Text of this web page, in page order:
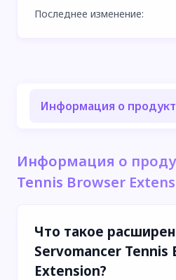
Последнее изменение:
Информация о
Информация о
Tennis Browser
Что такое
Servomancer Tennis
Extension?